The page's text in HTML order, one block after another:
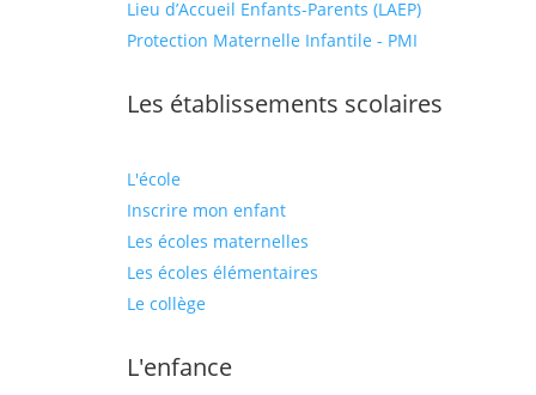
Lieu d’Accueil Enfants-Parents (LAEP)
Protection Maternelle Infantile - PMI
Les établissements scolaires
L'école
Inscrire mon enfant
Les écoles maternelles
Les écoles élémentaires
Le collège
L'enfance